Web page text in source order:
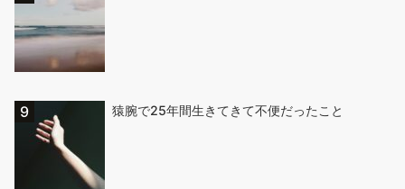
猿腕で25年間生きてきて不便だったこと